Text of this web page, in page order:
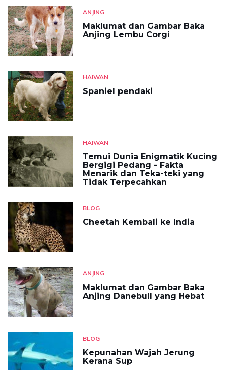
ANJING
Maklumat dan Gambar Baka
Anjing Lembu Corgi
HAIWAN
Spaniel pendaki
HAIWAN
Temui Dunia Enigmatik Kucing
Bergigi Pedang - Fakta
Menarik dan Teka-teki yang
Tidak Terpecahkan
BLOG
Cheetah Kembali ke India
ANJING
Maklumat dan Gambar Baka
Anjing Danebull yang Hebat
BLOG
Kepunahan Wajah Jerung
Kerana Sup